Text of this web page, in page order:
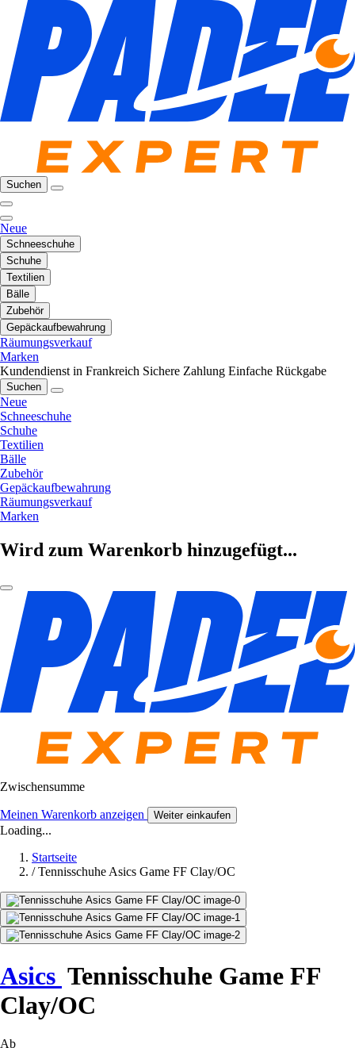
Suchen
Neue
Schneeschuhe
Schuhe
Textilien
Bälle
Zubehör
Gepäckaufbewahrung
Räumungsverkauf
Marken
Kundendienst in Frankreich Sichere Zahlung Einfache Rückgabe
Suchen
Neue
Schneeschuhe
Schuhe
Textilien
Bälle
Zubehör
Gepäckaufbewahrung
Räumungsverkauf
Marken
Wird zum Warenkorb hinzugefügt...
Zwischensumme
Meinen Warenkorb anzeigen Weiter einkaufen
Loading...
Startseite
/ Tennisschuhe Asics Game FF Clay/OC
Asics Tennisschuhe Game FF
Clay/OC
Ab